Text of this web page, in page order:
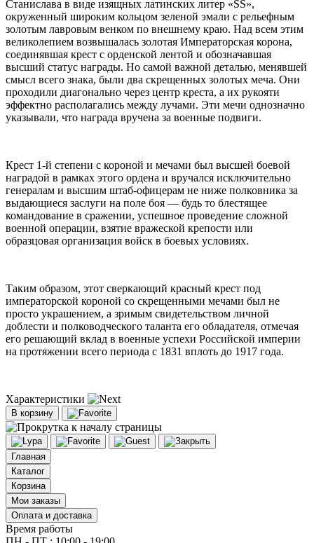
Станислава в виде изящных латинских литер «SS»,
окруженный широким кольцом зеленой эмали с рельефным
золотым лавровым венком по внешнему краю. Над всем этим
великолепием возвышалась золотая Императорская корона,
соединявшая крест с орденской лентой и обозначавшая
высший статус награды. Но самой важной деталью, менявшей
смысл всего знака, были два скрещенных золотых меча. Они
проходили диагонально через центр креста, а их рукояти
эффектно располагались между лучами. Эти мечи однозначно
указывали, что награда вручена за военные подвиги.
Крест 1-й степени с короной и мечами был высшей боевой
наградой в рамках этого ордена и вручался исключительно
генералам и высшим штаб-офицерам не ниже полковника за
выдающиеся заслуги на поле боя — будь то блестящее
командование в сражении, успешное проведение сложной
военной операции, взятие вражеской крепости или
образцовая организация войск в боевых условиях.
Таким образом, этот сверкающий красный крест под
императорской короной со скрещенными мечами был не
просто украшением, а зримым свидетельством личной
доблести и полководческого таланта его обладателя, отмечая
его решающий вклад в военные успехи Российской империи
на протяжении всего периода с 1831 вплоть до 1917 года.
Характеристики
В корзину
Главная
Каталог
Корзина
Мои заказы
Оплата и доставка
Время работы